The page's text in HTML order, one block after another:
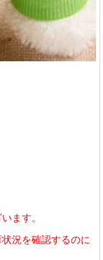
ます。
況を確認するのに